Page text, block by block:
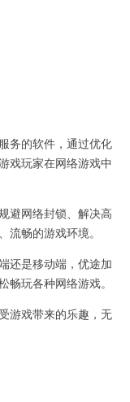
的软件，通过优化
戏玩家在网络游戏中
网络封锁、解决高
畅的游戏环境。
是移动端，优途加
玩各种网络游戏。
戏带来的乐趣，无